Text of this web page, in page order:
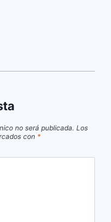
no será publicada. Los
con *